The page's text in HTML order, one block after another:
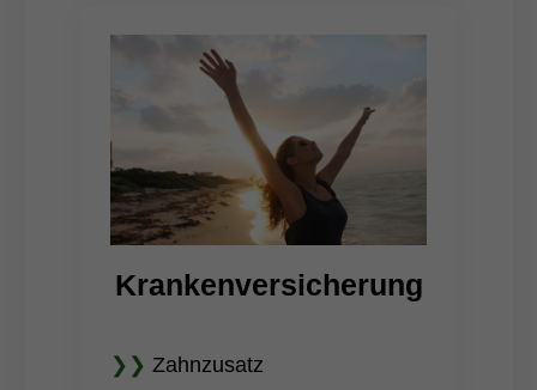
Krankenversicherung
❯❯ Zahnzusatz